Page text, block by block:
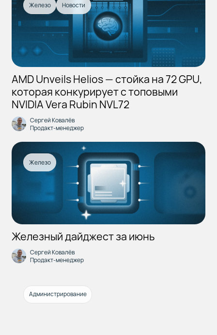
Железо Новости
AMD Unveils Helios — стойка на 72 GPU,
которая конкурирует с топовыми
NVIDIA Vera Rubin NVL72
Сергей Ковалёв
Продакт-менеджер
Железо
Железный дайджест за июнь
Сергей Ковалёв
Продакт-менеджер
Администрирование